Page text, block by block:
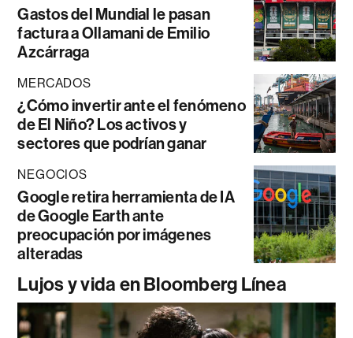
Gastos del Mundial le pasan
factura a Ollamani de Emilio
Azcárraga
MERCADOS
¿Cómo invertir ante el fenómeno
de El Niño? Los activos y
sectores que podrían ganar
NEGOCIOS
Google retira herramienta de IA
de Google Earth ante
preocupación por imágenes
alteradas
Lujos y vida en Bloomberg Línea